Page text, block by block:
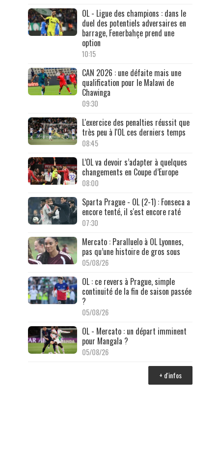
OL - Ligue des champions : dans le
duel des potentiels adversaires en
barrage, Fenerbahçe prend une
option
10:15
CAN 2026 : une défaite mais une
qualification pour le Malawi de
Chawinga
09:30
L'exercice des penalties réussit que
très peu à l'OL ces derniers temps
08:45
L’OL va devoir s’adapter à quelques
changements en Coupe d’Europe
08:00
Sparta Prague - OL (2-1) : Fonseca a
encore tenté, il s'est encore raté
07:30
Mercato : Paralluelo à OL Lyonnes,
pas qu’une histoire de gros sous
05/08/26
OL : ce revers à Prague, simple
continuité de la fin de saison passée
?
05/08/26
OL - Mercato : un départ imminent
pour Mangala ?
05/08/26
+ d'infos